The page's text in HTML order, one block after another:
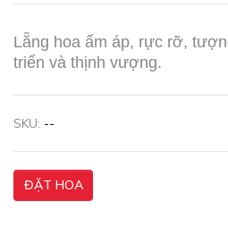
Lẵng hoa ấm áp, rực rỡ,
triển và thịnh vượng.
SKU: --
ĐẶT HOA